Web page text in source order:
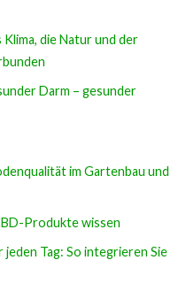
Klima, die Natur und der
Darm – gesunder
im Gartenbau und
Produkte wissen
Tag: So integrieren Sie